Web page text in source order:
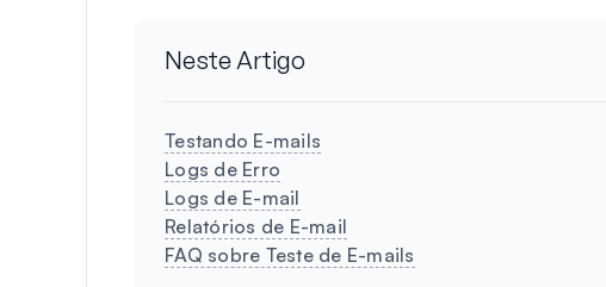
Neste Artigo
Testando E-mails
Logs de Erro
Logs de E-mail
Relatórios de E-mail
FAQ sobre Teste de E-mails